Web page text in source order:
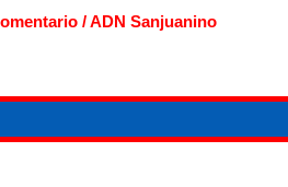
/ADN Sanjuanino